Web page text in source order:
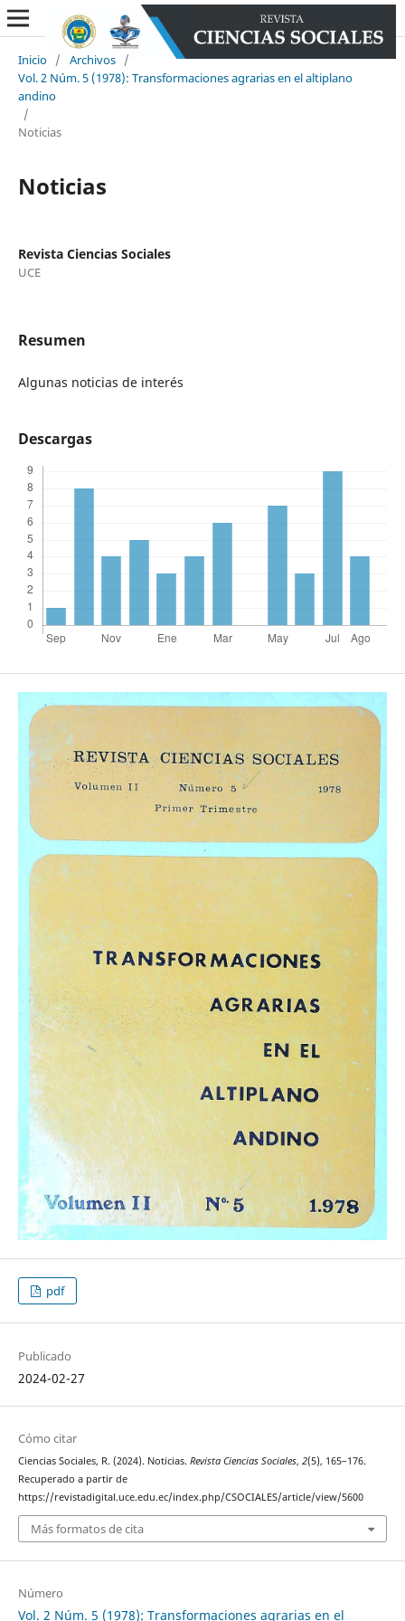
Inicio / Archivos /
Vol. 2 Núm. 5 (1978): Transformaciones agrarias en el altiplano
andino
/
Noticias
Noticias
Revista Ciencias Sociales
UCE
Resumen
Algunas noticias de interés
Descargas
pdf
Publicado
2024-02-27
Cómo citar
Ciencias Sociales, R. (2024). Noticias. Revista Ciencias Sociales, 2(5), 165–176.
Recuperado a partir de
https://revistadigital.uce.edu.ec/index.php/CSOCIALES/article/view/5600
Más formatos de cita
Número
Vol. 2 Núm. 5 (1978): Transformaciones agrarias en el